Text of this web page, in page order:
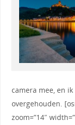
camera mee, en
overgehouden.
zoom=”14″